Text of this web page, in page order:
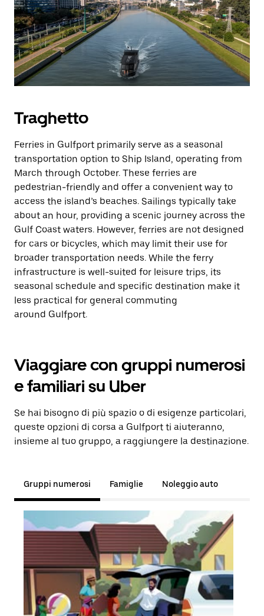
Traghetto
Ferries in Gulfport primarily serve as a seasonal
transportation option to Ship Island, operating from
March through October. These ferries are
pedestrian-friendly and offer a convenient way to
access the island’s beaches. Sailings typically take
about an hour, providing a scenic journey across the
Gulf Coast waters. However, ferries are not designed
for cars or bicycles, which may limit their use for
broader transportation needs. While the ferry
infrastructure is well-suited for leisure trips, its
seasonal schedule and specific destination make it
less practical for general commuting
around Gulfport.
Viaggiare con gruppi numerosi
e familiari su Uber
Se hai bisogno di più spazio o di esigenze particolari,
queste opzioni di corsa a Gulfport ti aiuteranno,
insieme al tuo gruppo, a raggiungere la destinazione.
Gruppi numerosi Famiglie Noleggio auto